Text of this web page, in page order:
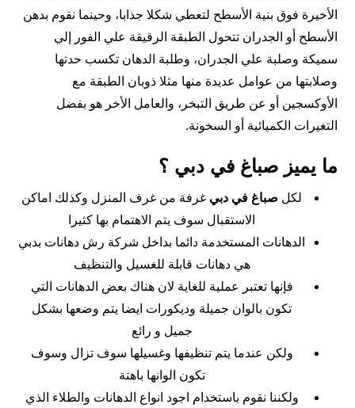
الأخيرة فوق بنية الأسطح لتعطي شكلا جذابا، وحينما نقوم بدهن
الأسطح أو الجدران تتحول الطبقة الرقيقة علي الفور إلي
سميكة وصلبة علي الجدران، وطلبة الدهان تكسب حدتها
وصلابتها من عوامل عديدة منها مثلا ذوبان الطبقة مع
الأوكسجين أو عن طريق التبخر، والعامل الأخر هو بفضل
التغيرات الكميائية أو السخونة.
ما يميز صباغ في دبي ؟
لكل صباغ في دبي غرفة من غرف المنزل وكذلك اماكن
الاستقبال سوف يتم الاهتمام بها كثيرا
الدهانات المستخدمة دائما بداخل شركة رش دهانات بدبي
هي دهانات قابلة للغسيل والتنظيف
فإنها تعتبر عملية للغاية لان هناك بعض الدهانات التي
تكون بالوان جميلة وديكورات ايضا يتم وضعها بشكل
جميل و رائع
ولكن عندما يتم تنظيفها وغسيلها سوف تزال وسوف
تكون الوانها باهتة
ولكننا نقوم باستخدام اجود انواع الدهانات والطلاء الذي